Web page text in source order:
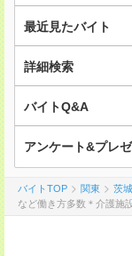
最近見たバイト
詳細検索
バイトQ&A
アンケート&プレ
バイトTOP 関東 茨
など働き方多数＊介護施